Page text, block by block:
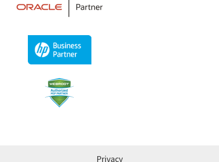
Privacy